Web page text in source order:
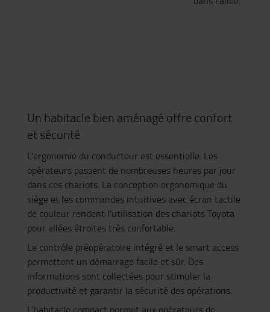
Un habitacle bien aménagé offre confort
et sécurité
L'ergonomie du conducteur est essentielle. Les
opérateurs passent de nombreuses heures par jour
dans ces chariots. La conception ergonomique du
siège et les commandes intuitives avec écran tactile
de couleur rendent l'utilisation des chariots Toyota
pour allées étroites très confortable.
Le contrôle préopératoire intégré et le smart access
permettent un démarrage facile et sûr. Des
informations sont collectées pour stimuler la
productivité et garantir la sécurité des opérations.